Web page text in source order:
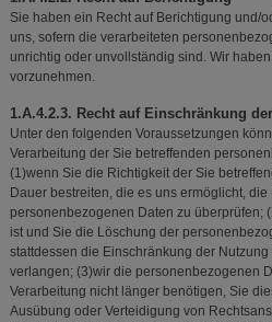
Sie haben ein Recht auf Berichtigung und/
uns, sofern die verarbeiteten
unrichtig oder unvollständig sind. Wir
vorzunehmen.
1.A.4.2.3. Recht auf Einschränkung
Unter den folgenden Voraussetzungen
Verarbeitung der Sie betreffenden
(1)wenn Sie die Richtigkeit der Sie
Dauer bestreiten, die es uns ermöglicht,
personenbezogenen Daten zu überprüfen;
ist und Sie die Löschung der
stattdessen die Einschränkung der
verlangen; (3)wir die personenbezogenen
Verarbeitung nicht länger benötigen, Sie
Ausübung oder Verteidigung von